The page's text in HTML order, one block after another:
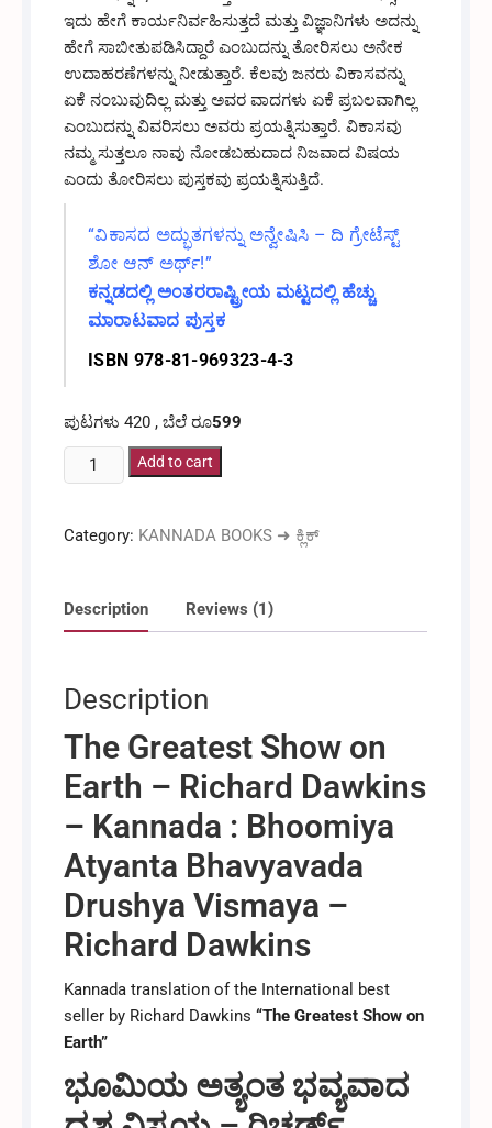
ಇದು ಹೇಗೆ ಕಾರ್ಯನಿರ್ವಹಿಸುತ್ತದೆ ಮತ್ತು ವಿಜ್ಞಾನಿಗಳು ಅದನ್ನು
ಹೇಗೆ ಸಾಬೀತುಪಡಿಸಿದ್ದಾರೆ ಎಂಬುದನ್ನು ತೋರಿಸಲು ಅನೇಕ
ಉದಾಹರಣೆಗಳನ್ನು ನೀಡುತ್ತಾರೆ. ಕೆಲವು ಜನರು ವಿಕಾಸವನ್ನು
ಏಕೆ ನಂಬುವುದಿಲ್ಲ ಮತ್ತು ಅವರ ವಾದಗಳು ಏಕೆ ಪ್ರಬಲವಾಗಿಲ್ಲ
ಎಂಬುದನ್ನು ವಿವರಿಸಲು ಅವರು ಪ್ರಯತ್ನಿಸುತ್ತಾರೆ. ವಿಕಾಸವು
ನಮ್ಮ ಸುತ್ತಲೂ ನಾವು ನೋಡಬಹುದಾದ ನಿಜವಾದ ವಿಷಯ
ಎಂದು ತೋರಿಸಲು ಪುಸ್ತಕವು ಪ್ರಯತ್ನಿಸುತ್ತಿದೆ.
“ವಿಕಾಸದ ಅದ್ಭುತಗಳನ್ನು ಅನ್ವೇಷಿಸಿ – ದಿ ಗ್ರೇಟೆಸ್ಟ್
ಶೋ ಆನ್ ಅರ್ಥ್!”
ಕನ್ನಡದಲ್ಲಿ ಅಂತರರಾಷ್ಟ್ರೀಯ ಮಟ್ಟದಲ್ಲಿ ಹೆಚ್ಚು
ಮಾರಾಟವಾದ ಪುಸ್ತಕ
ISBN 978-81-969323-4-3
ಪುಟಗಳು 420 , ಬೆಲೆ ರೂ599
ಭೂಮಿಯ
ಅತ್ಯಂತ
ದೃಶ್ಯ
ರಿಚರ್ಡ್
Add to cart
Category: KANNADA BOOKS ➜ ಕ್ಲಿಕ್
Description Reviews (1)
Description
The Greatest Show on
Earth – Richard Dawkins
– Kannada : Bhoomiya
Atyanta Bhavyavada
Drushya Vismaya –
Richard Dawkins
Kannada translation of the International best
seller by Richard Dawkins“The Greatest Show on
Earth”
ಭೂಮಿಯ ಅತ್ಯಂತ ಭವ್ಯವಾದ